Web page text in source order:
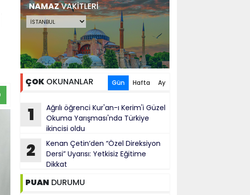
NAMAZVAKİTLERİ
ÇOK OKUNANLAR Gün Hafta Ay
1
Ağrılı öğrenci Kur'an-ı Kerim'i Güzel
Okuma Yarışması'nda Türkiye
ikincisi oldu
2
Kenan Çetin’den “Özel Direksiyon
Dersi” Uyarısı: Yetkisiz Eğitime
Dikkat
PUAN DURUMU